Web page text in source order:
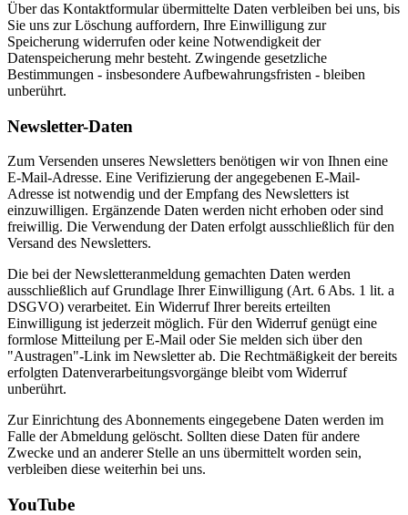
Über das Kontaktformular übermittelte Daten verbleiben bei uns, bis
Sie uns zur Löschung auffordern, Ihre Einwilligung zur
Speicherung widerrufen oder keine Notwendigkeit der
Datenspeicherung mehr besteht. Zwingende gesetzliche
Bestimmungen - insbesondere Aufbewahrungsfristen - bleiben
unberührt.
Newsletter-Daten
Zum Versenden unseres Newsletters benötigen wir von Ihnen eine
E-Mail-Adresse. Eine Verifizierung der angegebenen E-Mail-
Adresse ist notwendig und der Empfang des Newsletters ist
einzuwilligen. Ergänzende Daten werden nicht erhoben oder sind
freiwillig. Die Verwendung der Daten erfolgt ausschließlich für den
Versand des Newsletters.
Die bei der Newsletteranmeldung gemachten Daten werden
ausschließlich auf Grundlage Ihrer Einwilligung (Art. 6 Abs. 1 lit. a
DSGVO) verarbeitet. Ein Widerruf Ihrer bereits erteilten
Einwilligung ist jederzeit möglich. Für den Widerruf genügt eine
formlose Mitteilung per E-Mail oder Sie melden sich über den
"Austragen"-Link im Newsletter ab. Die Rechtmäßigkeit der bereits
erfolgten Datenverarbeitungsvorgänge bleibt vom Widerruf
unberührt.
Zur Einrichtung des Abonnements eingegebene Daten werden im
Falle der Abmeldung gelöscht. Sollten diese Daten für andere
Zwecke und an anderer Stelle an uns übermittelt worden sein,
verbleiben diese weiterhin bei uns.
YouTube